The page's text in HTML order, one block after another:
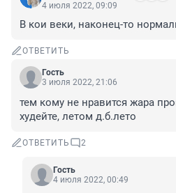
4 июля 2022, 09:09
В кои веки, наконец-то
ОТВЕТИТЬ
Гость
3 июля 2022, 21:06
тем кому не нравится жара
худейте, летом д.б.лето
ОТВЕТИТЬ 2
Гость
4 июля 2022, 00:49